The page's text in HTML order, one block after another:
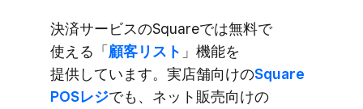
決済サービスの​Squareでは​無料で​
使える​「顧客リスト 」​機能を​
提供しています。​実店舗向けの​Square
POSレジでも、​ネット販売向けの